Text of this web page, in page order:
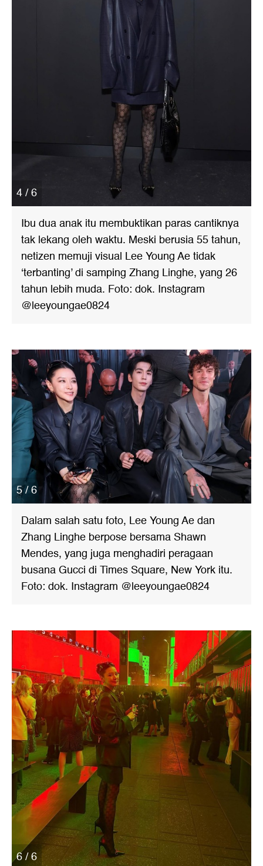
4 / 6
Ibu dua anak itu membuktikan paras cantiknya
tak lekang oleh waktu. Meski berusia 55 tahun,
netizen memuji visual Lee Young Ae tidak
‘terbanting’ di samping Zhang Linghe, yang 26
tahun lebih muda. Foto: dok. Instagram
@leeyoungae0824
5 / 6
Dalam salah satu foto, Lee Young Ae dan
Zhang Linghe berpose bersama Shawn
Mendes, yang juga menghadiri peragaan
busana Gucci di Times Square, New York itu.
Foto: dok. Instagram @leeyoungae0824
6 / 6